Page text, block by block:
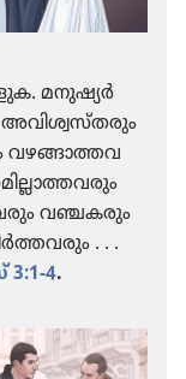
മനുഷ്യർ
അവിശ്വസ്‌ത​രും
വഴങ്ങാ​ത്ത​വ​
വഞ്ചകരും
. . .
4.